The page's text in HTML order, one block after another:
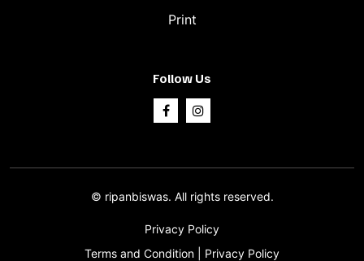
Print
Follow Us
© ripanbiswas. All rights reserved.
Privacy Policy
Terms and Condition
Privacy Policy